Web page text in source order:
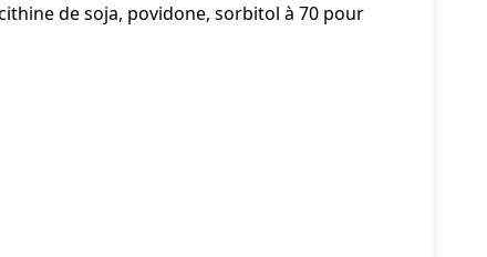
de soja, povidone, sorbitol à 70 pour